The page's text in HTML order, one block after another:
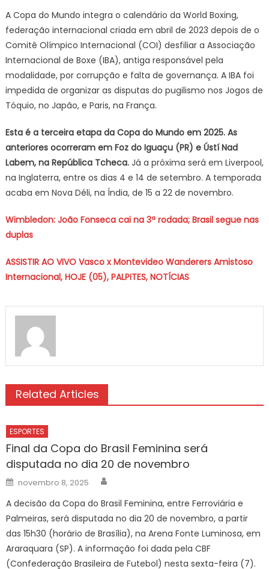
A Copa do Mundo integra o calendário da World Boxing,
federação internacional criada em abril de 2023 depois de o
Comitê Olímpico Internacional (COI) desfiliar a Associação
Internacional de Boxe (IBA), antiga responsável pela
modalidade, por corrupção e falta de governança. A IBA foi
impedida de organizar as disputas do pugilismo nos Jogos de
Tóquio, no Japão, e Paris, na França.
Esta é a terceira etapa da Copa do Mundo em 2025. As
anteriores ocorreram em Foz do Iguaçu (PR) e Ústí Nad
Labem, na República Tcheca. Já a próxima será em Liverpool,
na Inglaterra, entre os dias 4 e 14 de setembro. A temporada
acaba em Nova Déli, na Índia, de 15 a 22 de novembro.
Wimbledon: João Fonseca cai na 3ª rodada; Brasil segue nas
duplas
ASSISTIR AO VIVO Vasco x Montevideo Wanderers Amistoso
Internacional, HOJE (05), PALPITES, NOTÍCIAS
Related Articles
ESPORTES
Final da Copa do Brasil Feminina será
disputada no dia 20 de novembro
Posted
on
novembro 8, 2025
A decisão da Copa do Brasil Feminina, entre Ferroviária e
Palmeiras, será disputada no dia 20 de novembro, a partir
das 15h30 (horário de Brasília), na Arena Fonte Luminosa, em
Araraquara (SP). A informação foi dada pela CBF
(Confederação Brasileira de Futebol) nesta sexta-feira (7).